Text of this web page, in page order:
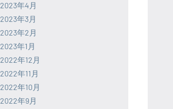
2023年4月
2023年3月
2023年2月
2023年1月
2022年12月
2022年11月
2022年10月
2022年9月